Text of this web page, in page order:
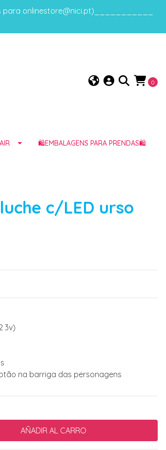
para onlinestore@nici.pt)___________
0
🛍️EMBALAGENS PARA PRENDAS🛍️
c/LED urso
3v)
na barriga das personagens